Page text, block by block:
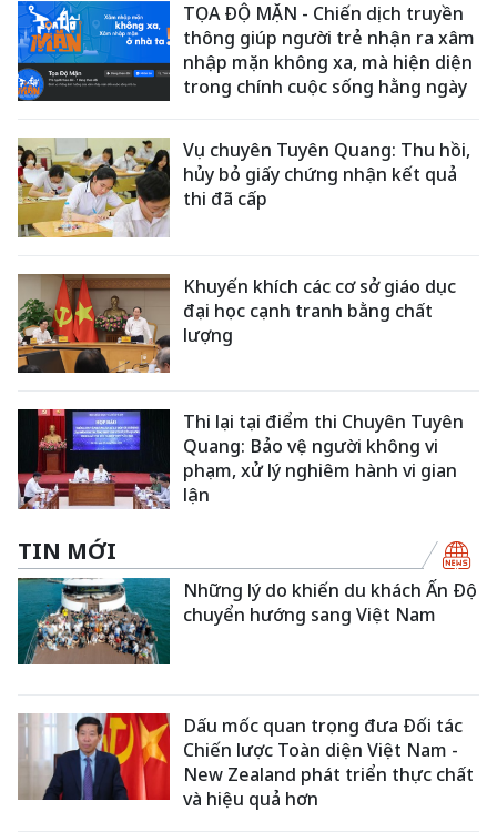
TỌA ĐỘ MẶN - Chiến dịch truyền
thông giúp người trẻ nhận ra xâm
nhập mặn không xa, mà hiện diện
trong chính cuộc sống hằng ngày
Vụ chuyên Tuyên Quang: Thu hồi,
hủy bỏ giấy chứng nhận kết quả
thi đã cấp
Khuyến khích các cơ sở giáo dục
đại học cạnh tranh bằng chất
lượng
Thi lại tại điểm thi Chuyên Tuyên
Quang: Bảo vệ người không vi
phạm, xử lý nghiêm hành vi gian
lận
TIN MỚI
Những lý do khiến du khách Ấn Độ
chuyển hướng sang Việt Nam
Dấu mốc quan trọng đưa Đối tác
Chiến lược Toàn diện Việt Nam -
New Zealand phát triển thực chất
và hiệu quả hơn